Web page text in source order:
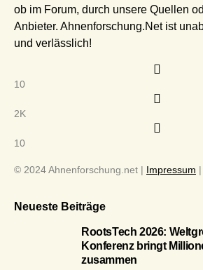
ob im Forum, durch unsere Quellen
Anbieter. Ahnenforschung.Net ist
und verlässlich!
10
2K
10
© 2024 Ahnenforschung.net | Impressum |
Neueste Beiträge
RootsTech 2026:
Konferenz bringt
zusammen